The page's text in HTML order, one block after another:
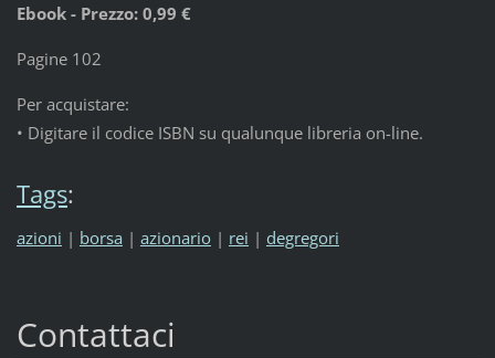
Ebook - Prezzo: 0,99 €
Pagine 102
Per acquistare:
• Digitare il codice ISBN su qualunque libreria on-line.
Tags:
azioni | borsa | azionario | rei | degregori
Contattaci